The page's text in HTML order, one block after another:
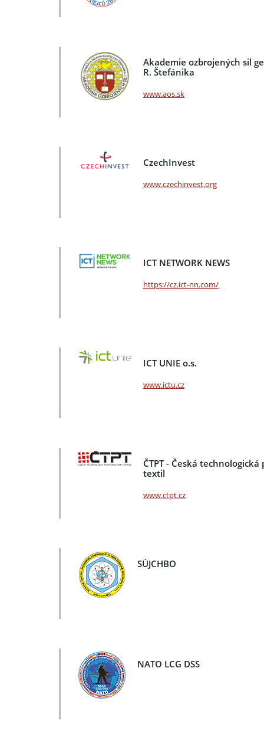
Akademie ozbrojených sil
R. Štefánika
www.aos.sk
CzechInvest
www.czechinvest.org
ICT NETWORK NEWS
https://cz.ict-nn.com/
ICT UNIE o.s.
www.ictu.cz
ČTPT - Česká
textil
www.ctpt.cz
SÚJCHBO
NATO LCG DSS